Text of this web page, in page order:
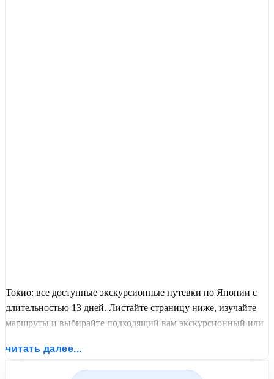
Токио: все доступные экскурсионные путевки по Японии с
длительностью 13 дней. Листайте страницу ниже, изучайте
маршруты и выбирайте подходящий вам экскурсионный или
читать далее...